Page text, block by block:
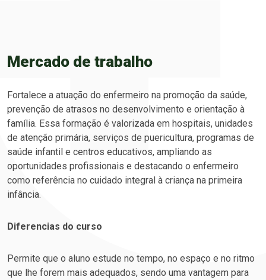
Mercado de trabalho
Fortalece a atuação do enfermeiro na promoção da saúde,
prevenção de atrasos no desenvolvimento e orientação à
família. Essa formação é valorizada em hospitais, unidades
de atenção primária, serviços de puericultura, programas de
saúde infantil e centros educativos, ampliando as
oportunidades profissionais e destacando o enfermeiro
como referência no cuidado integral à criança na primeira
infância.
Diferencias do curso
Permite que o aluno estude no tempo, no espaço e no ritmo
que lhe forem mais adequados, sendo uma vantagem para